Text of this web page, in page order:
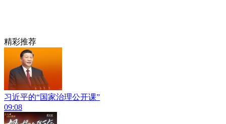
精彩推荐
习近平的“国家治理公开课”
09:08